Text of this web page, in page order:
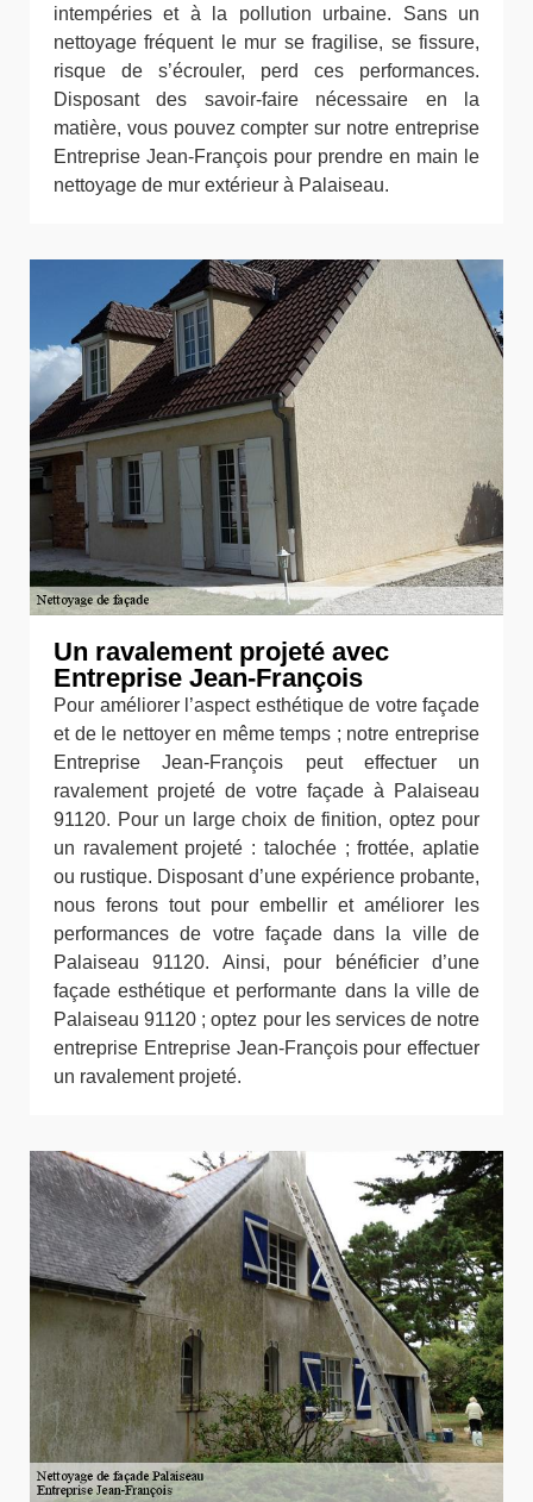
intempéries et à la pollution urbaine. Sans un
nettoyage fréquent le mur se fragilise, se fissure,
risque de s’écrouler, perd ces performances.
Disposant des savoir-faire nécessaire en la
matière, vous pouvez compter sur notre entreprise
Entreprise Jean-François pour prendre en main le
nettoyage de mur extérieur à Palaiseau.
Un ravalement projeté avec
Entreprise Jean-François
Pour améliorer l’aspect esthétique de votre façade
et de le nettoyer en même temps ; notre entreprise
Entreprise Jean-François peut effectuer un
ravalement projeté de votre façade à Palaiseau
91120. Pour un large choix de finition, optez pour
un ravalement projeté : talochée ; frottée, aplatie
ou rustique. Disposant d’une expérience probante,
nous ferons tout pour embellir et améliorer les
performances de votre façade dans la ville de
Palaiseau 91120. Ainsi, pour bénéficier d’une
façade esthétique et performante dans la ville de
Palaiseau 91120 ; optez pour les services de notre
entreprise Entreprise Jean-François pour effectuer
un ravalement projeté.